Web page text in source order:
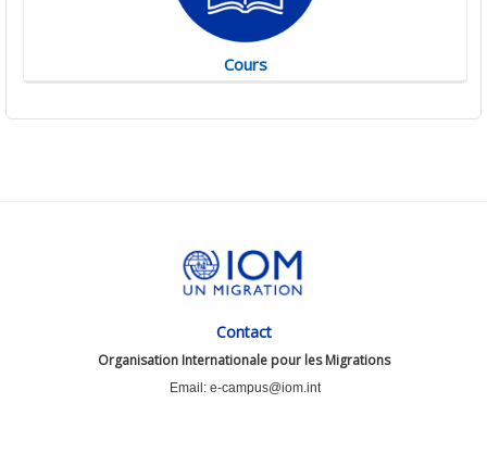
Cours
Contact
Organisation Internationale pour les Migrations
Email: e-campus@iom.int